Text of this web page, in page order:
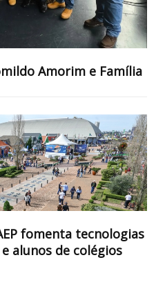
Amorim e Família
fomenta tecnologias
alunos de colégios